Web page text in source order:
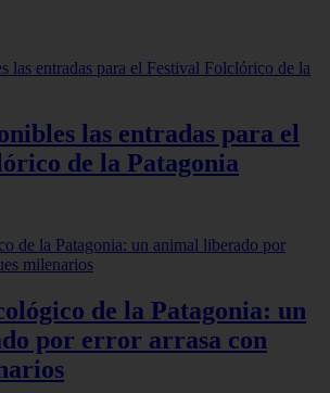
las entradas para el
de la Patagonia
de la Patagonia: un
por error arrasa con